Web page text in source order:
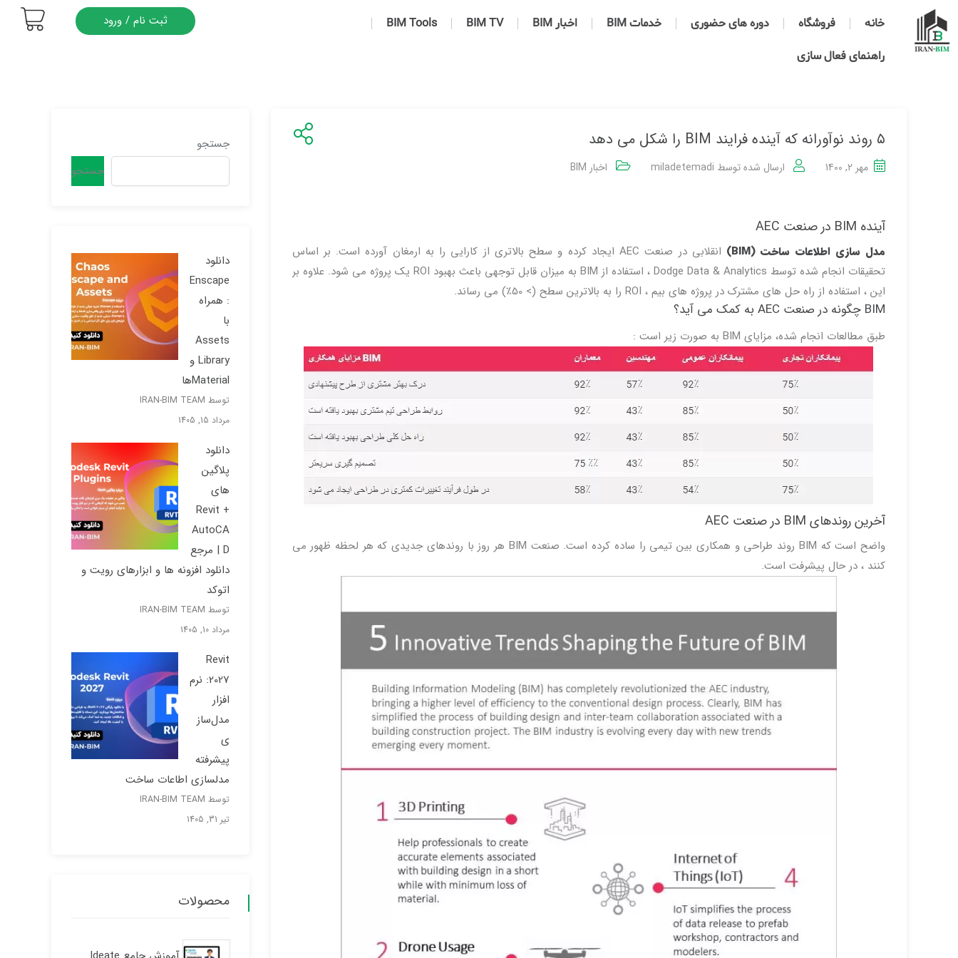
خانه فروشگاه دوره های حضوری خدمات BIM اخبار BIM BIM TV
BIM Tools
راهنمای فعال سازی
ثبت نام / ورود
۵ روند نوآورانه که آینده فرایند BIM را شکل می دهد
مهر 2, 1400 ارسال شده توسط miladetemadi اخبار BIM
آینده BIM در صنعت AEC
مدل سازی اطلاعات ساخت (BIM)
انقلابی در صنعت AEC ایجاد کرده و سطح بالاتری از کارایی را به ارمغان آورده است. بر اساس
تحقیقات انجام شده توسط Dodge Data & Analytics ، استفاده از BIM به میزان قابل توجهی باعث بهبود ROI یک پروژه می شود. علاوه بر
این ، استفاده از راه حل های مشترک در پروژه های بیم ، ROI را به بالاترین سطح (> 50٪) می رساند.
BIM چگونه در صنعت AEC به کمک می آید؟
طبق مطالعات انجام شده، مزایای BIM به صورت زیر است :
آخرین روندهای BIM در صنعت AEC
واضح است که BIM روند طراحی و همکاری بین تیمی را ساده کرده است. صنعت BIM هر روز با روندهای جدیدی که هر لحظه ظهور می
کنند ، در حال پیشرفت است.
جستجو
جستجو
دانلود
Enscape
: همراه
با
Assets
Library و
Materialها
توسط IRAN-BIM TEAM
مرداد 15, 1405
دانلود
پلاگین
های
Revit +
AutoCA
D | مرجع
دانلود افزونه ها و ابزارهای رویت و
اتوکد
توسط IRAN-BIM TEAM
مرداد 10, 1405
Revit
2027: نرم
افزار
مدل‌ساز
ی
پیشرفته
مدلسازی اطاعات ساخت
توسط IRAN-BIM TEAM
تیر 31, 1405
محصولات